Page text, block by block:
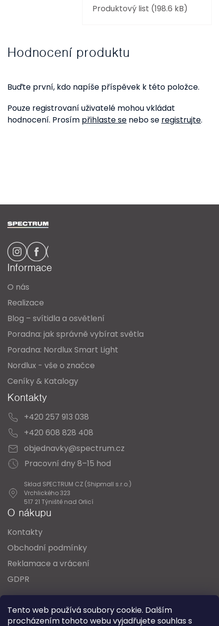
Tento web používá soubory cookie. Dalším
procházením tohoto webu vyjadřujete souhlas s
Produktový list (198.6 kB)
Hodnocení produktu
Buďte první, kdo napíše příspěvek k této položce.
Pouze registrovaní uživatelé mohou vkládat
hodnocení. Prosím přihlaste se nebo se registrujte.
Informace
O nás
Realizace
Blog – svítidla a osvětlení
Poradna: jak správně vybírat světla
Poradna: Nordlux Smart Light
Nordlux - vše o značce
Ceníky & Katalogy
Kontakty
+420 257 913 038
+420 608 828 408
objednavky@spectrum.cz
Pracovní dny 8–15 hod
Sklad SPECTRUM CZ (Shipmall s.r.o.)
Vrchlického 323
517 21 Týniště nad Orlicí
O nákupu
Kontakty
Obchodní podmínky
Reklamace a vrácení
GDPR
Oblíbené série svítidel: Nordlux Alton
Nordlux Milford Nordlux Oja Nordlux Ellen